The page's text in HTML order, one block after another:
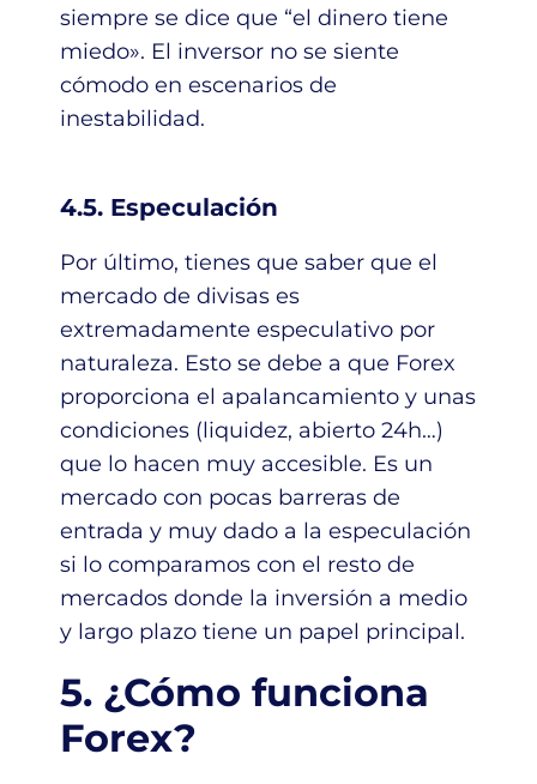
siempre se dice que “el dinero tiene
miedo». El inversor no se siente
cómodo en escenarios de
inestabilidad.
4.5. Especulación
Por último, tienes que saber que el
mercado de divisas es
extremadamente especulativo por
naturaleza. Esto se debe a que Forex
proporciona el apalancamiento y unas
condiciones (liquidez, abierto 24h…)
que lo hacen muy accesible. Es un
mercado con pocas barreras de
entrada y muy dado a la especulación
si lo comparamos con el resto de
mercados donde la inversión a medio
y largo plazo tiene un papel principal.
5. ¿Cómo funciona
Forex?